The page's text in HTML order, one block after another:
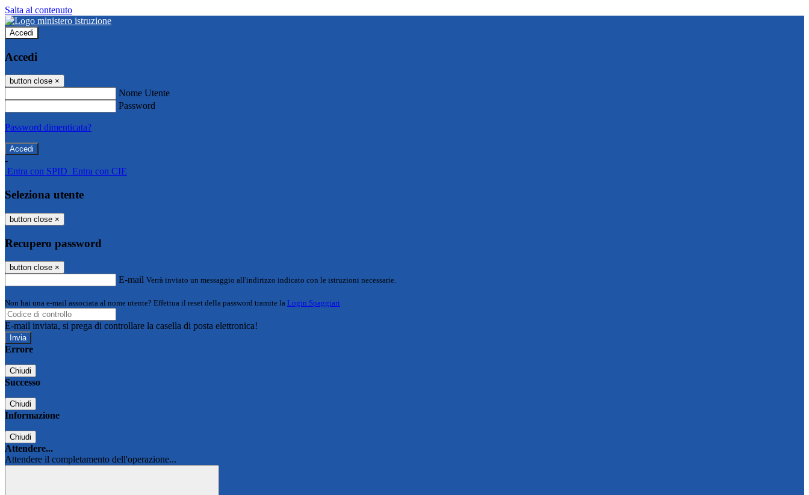
Salta al contenuto
Accedi
Accedi
button close ×
Nome Utente
Password
Password dimenticata?
-
Entra con SPID Entra con CIE
Seleziona utente
button close ×
Recupero password
button close ×
E-mail Verrà inviato un messaggio all'indirizzo indicato con le istruzioni necessarie.
Non hai una e-mail associata al nome utente? Effettua il reset della password tramite la Login Spaggiari
E-mail inviata, si prega di controllare la casella di posta elettronica!
Errore
Chiudi
Successo
Chiudi
Informazione
Chiudi
Attendere...
Attendere il completamento dell'operazione...